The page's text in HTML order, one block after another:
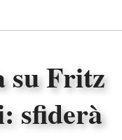
su Fritz
sfiderà